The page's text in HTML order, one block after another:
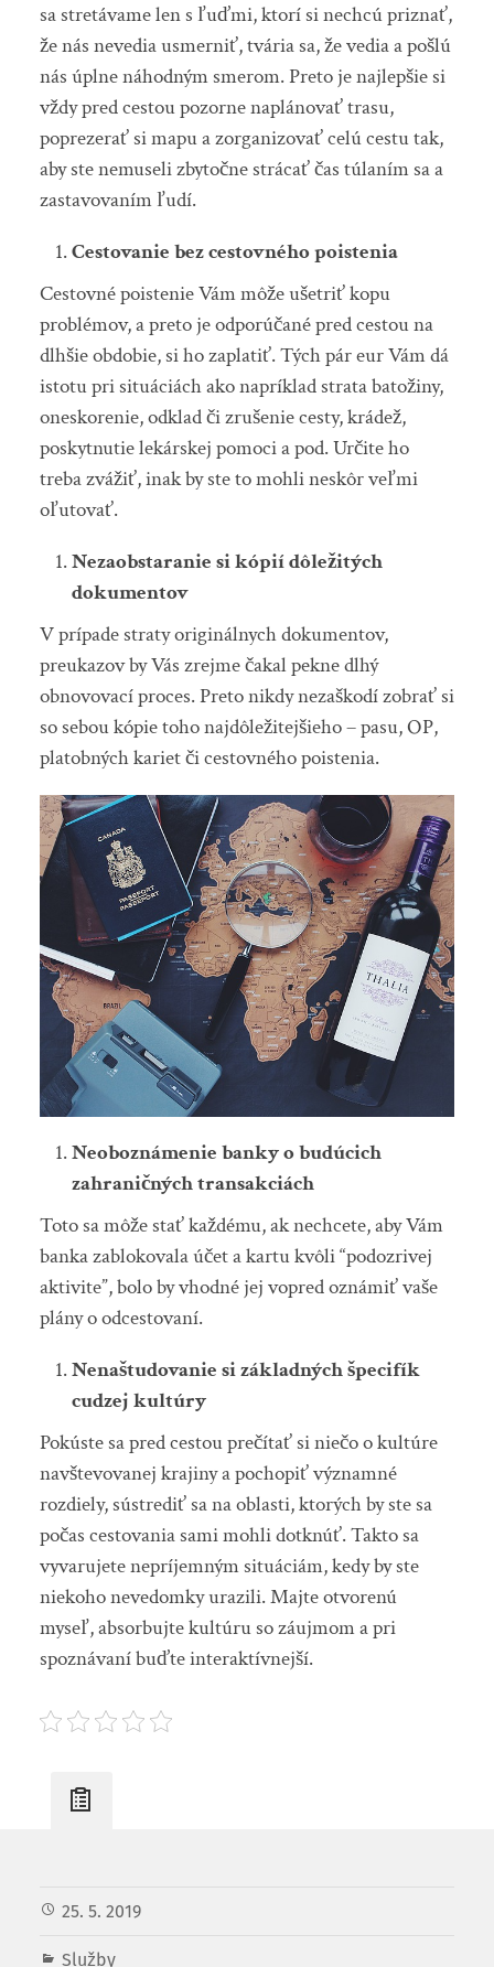
sa stretávame len s ľuďmi, ktorí si nechcú priznať,
že nás nevedia usmerniť, tvária sa, že vedia a pošlú
nás úplne náhodným smerom. Preto je najlepšie si
vždy pred cestou pozorne naplánovať trasu,
poprezerať si mapu a zorganizovať celú cestu tak,
aby ste nemuseli zbytočne strácať čas túlaním sa a
zastavovaním ľudí.
Cestovanie bez cestovného poistenia
Cestovné poistenie Vám môže ušetriť kopu
problémov, a preto je odporúčané pred cestou na
dlhšie obdobie, si ho zaplatiť. Tých pár eur Vám dá
istotu pri situáciách ako napríklad strata batožiny,
oneskorenie, odklad či zrušenie cesty, krádež,
poskytnutie lekárskej pomoci a pod. Určite ho
treba zvážiť, inak by ste to mohli neskôr veľmi
oľutovať.
Nezaobstaranie si kópií dôležitých
dokumentov
V prípade straty originálnych dokumentov,
preukazov by Vás zrejme čakal pekne dlhý
obnovovací proces. Preto nikdy nezaškodí zobrať si
so sebou kópie toho najdôležitejšieho – pasu, OP,
platobných kariet či cestovného poistenia.
Neoboznámenie banky o budúcich
zahraničných transakciách
Toto sa môže stať každému, ak nechcete, aby Vám
banka zablokovala účet a kartu kvôli “podozrivej
aktivite”, bolo by vhodné jej vopred oznámiť vaše
plány o odcestovaní.
Nenaštudovanie si základných špecifík
cudzej kultúry
Pokúste sa pred cestou prečítať si niečo o kultúre
navštevovanej krajiny a pochopiť významné
rozdiely, sústrediť sa na oblasti, ktorých by ste sa
počas cestovania sami mohli dotknúť. Takto sa
vyvarujete nepríjemným situáciám, kedy by ste
niekoho nevedomky urazili. Majte otvorenú
myseľ, absorbujte kultúru so záujmom a pri
spoznávaní buďte interaktívnejší.
25. 5. 2019
Služby